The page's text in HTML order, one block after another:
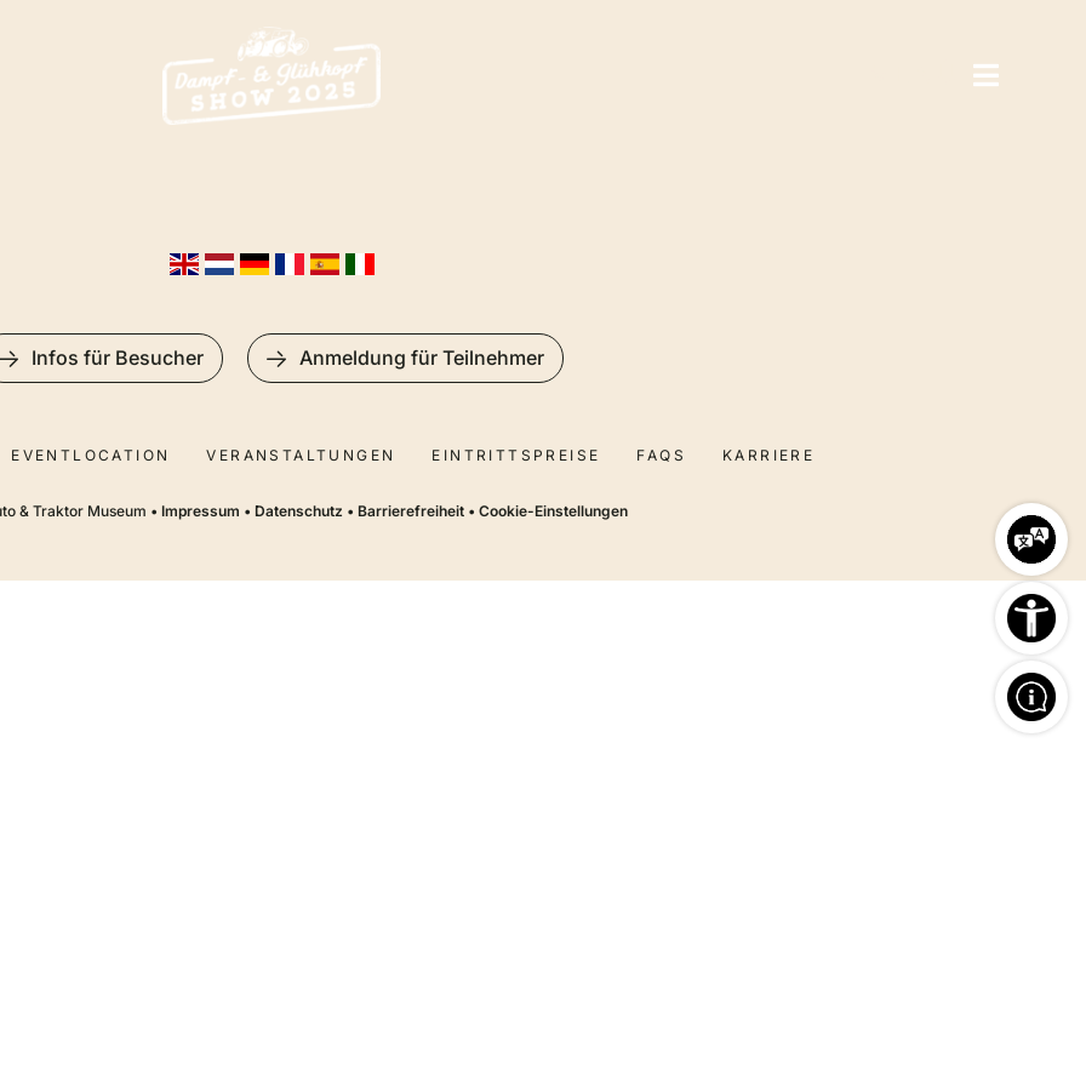
Infos für Besucher Anmeldung für Teilnehmer
EVENTLOCATION VERANSTALTUNGEN EINTRITTSPREISE FAQS KARRIERE
& Traktor Museum • Impressum • Datenschutz • Barrierefreiheit • Cookie-Einstellungen